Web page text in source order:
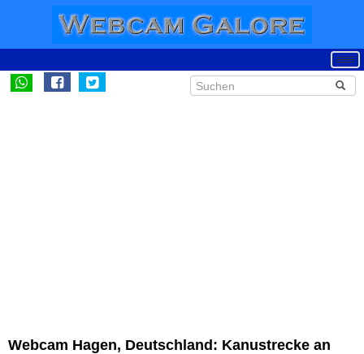
Webcam Hagen, Deutschland: Kanustrecke an